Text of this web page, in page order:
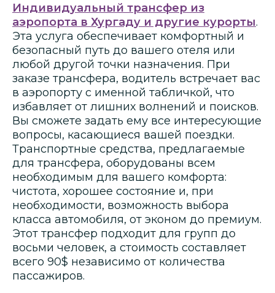
Индивидуальный трансфер из
аэропорта в Хургаду и другие курорты.
Эта услуга обеспечивает комфортный и
безопасный путь до вашего отеля или
любой другой точки назначения. При
заказе трансфера, водитель встречает вас
в аэропорту с именной табличкой, что
избавляет от лишних волнений и поисков.
Вы сможете задать ему все интересующие
вопросы, касающиеся вашей поездки.
Транспортные средства, предлагаемые
для трансфера, оборудованы всем
необходимым для вашего комфорта:
чистота, хорошее состояние и, при
необходимости, возможность выбора
класса автомобиля, от эконом до премиум.
Этот трансфер подходит для групп до
восьми человек, а стоимость составляет
всего 90$ независимо от количества
пассажиров.